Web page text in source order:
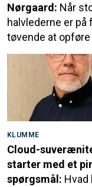
Nørgaard: Når
halvlederne er
tøvende at
KLUMME
Cloud-
starter med et
spørgsmål: Hvad